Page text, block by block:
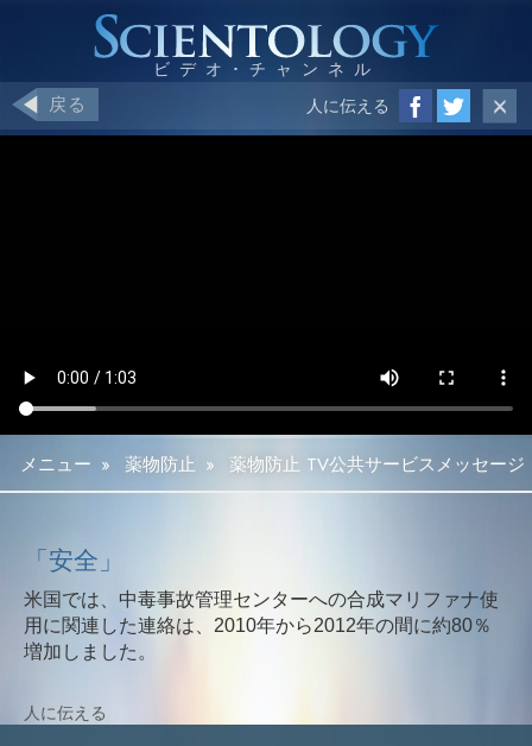
戻る 人に伝える
メニュー » 薬物防止 » 薬物防止 TV公共サービスメッセージ
「安全」
米国では、中毒事故管理センターへの合成マリファナ使
用に関連した連絡は、2010年から2012年の間に約80％
増加しました。
人に伝える